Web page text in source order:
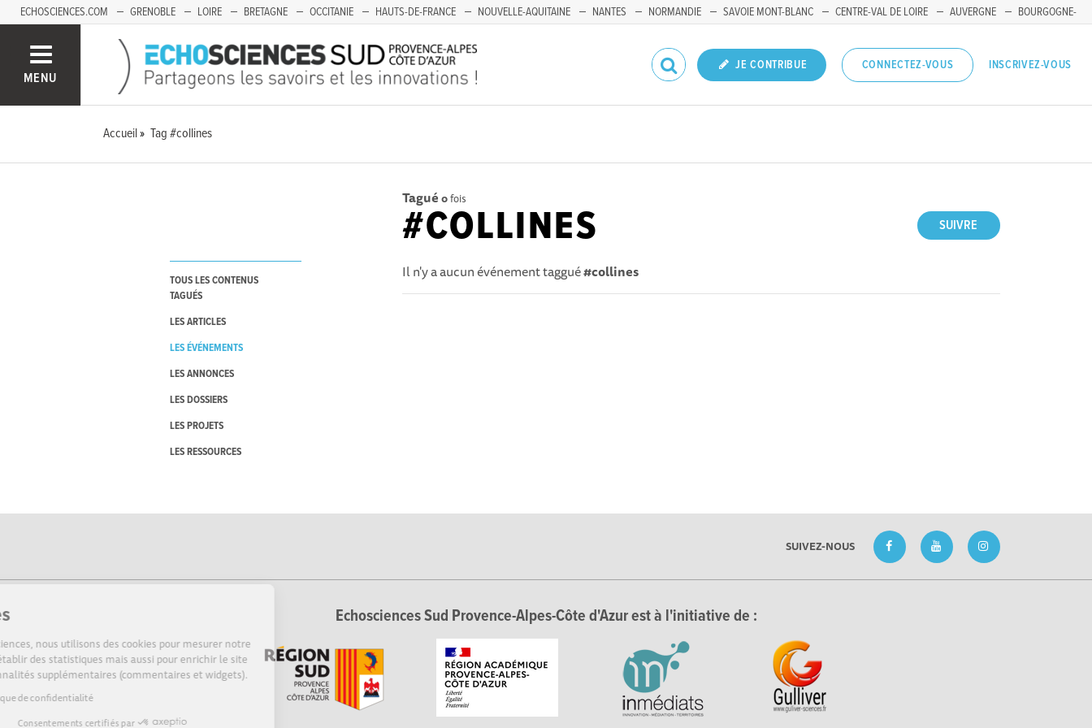
Sur Echosciences, nous utilisons des cookies pour mesurer notre
audience, établir des statistiques mais aussi pour enrichir le site
de fonctionnalités supplémentaires (commentaires et widgets).
Lire la politique de confidentialité
Consentements certifiés par
ECHOSCIENCES.COM GRENOBLE LOIRE BRETAGNE OCCITANIE HAUTS-DE-FRANCE NOUVELLE-AQUITAINE NANTES NORMANDIE SAVOIE MONT-BLANC CENTRE-VAL DE LOIRE AUVERGNE
BOURGOGNE-
MENU
JE CONTRIBUE CONNECTEZ-VOUS INSCRIVEZ-VOUS
Accueil Tag #collines
TOUS LES CONTENUS
TAGUÉS
LES ARTICLES
LES ÉVÉNEMENTS
LES ANNONCES
LES DOSSIERS
LES PROJETS
LES RESSOURCES
Tagué 0fois
SUIVRE
#COLLINES
Il n'y a aucun événement taggué#collines
SUIVEZ-NOUS
Echosciences Sud Provence-Alpes-Côte d'Azur est à l'initiative de :